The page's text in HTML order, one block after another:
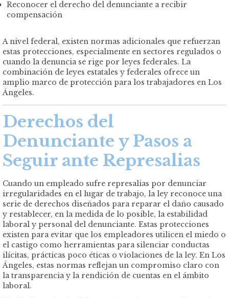
Reconocer el derecho del denunciante a recibir
compensación
A nivel federal, existen normas adicionales que refuerzan
estas protecciones, especialmente en sectores regulados o
cuando la denuncia se rige por leyes federales. La
combinación de leyes estatales y federales ofrece un
amplio marco de protección para los trabajadores en Los
Ángeles.
Derechos del
Denunciante y Pasos a
Seguir ante Represalias
Cuando un empleado sufre represalias por denunciar
irregularidades en el lugar de trabajo, la ley reconoce una
serie de derechos diseñados para reparar el daño causado
y restablecer, en la medida de lo posible, la estabilidad
laboral y personal del denunciante. Estas protecciones
existen para evitar que los empleadores utilicen el miedo o
el castigo como herramientas para silenciar conductas
ilícitas, prácticas poco éticas o violaciones de la ley. En Los
Ángeles, estas normas reflejan un compromiso claro con
la transparencia y la rendición de cuentas en el ámbito
laboral.